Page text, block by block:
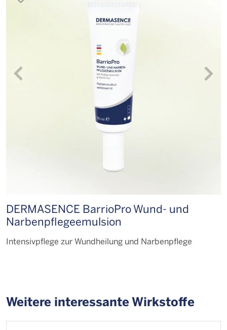
DERMASENCE BarrioPro Wund- und
Narbenpflege­emulsion
Intensivpflege zur Wundheilung und Narbenpflege
Weitere interessante Wirkstoffe